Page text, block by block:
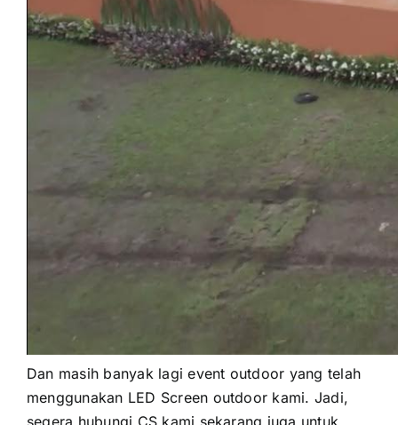
Dаn mаѕіh bаnуаk lаgі event outdoor уаng tеlаh
menggunakan LED Screen outdoor kami. Jadi,